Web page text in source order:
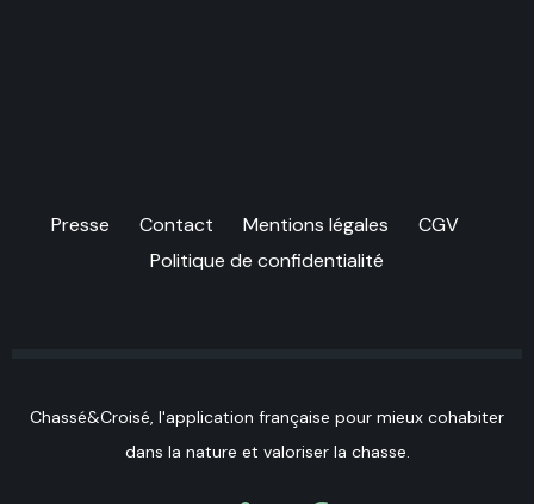
Presse Contact Mentions légales
CGV
Politique de confidentialité
Chassé&Croisé, l'application française pour mieux cohabiter
dans la nature et valoriser la chasse.